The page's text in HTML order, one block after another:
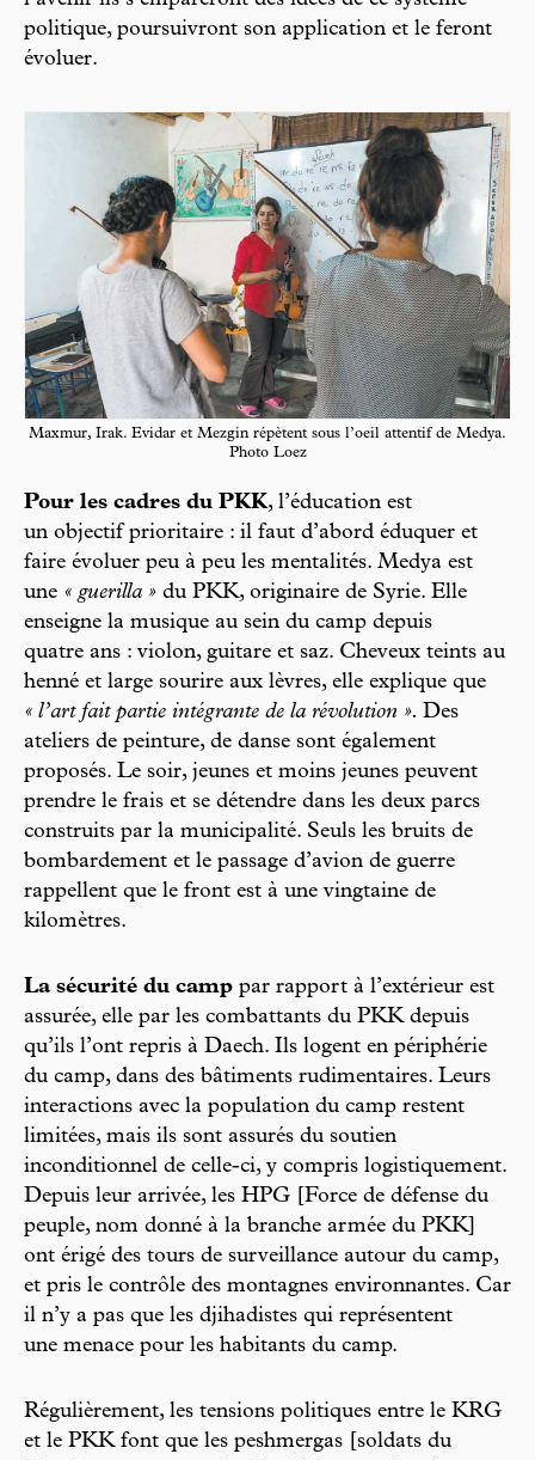
politique, poursuivront son application et le feront
évoluer.
Maxmur, Irak. Evidar et Mezgin répètent sous l’oeil attentif de Medya.
Photo Loez
Pour les cadres du PKK, l’éducation est
un objectif prioritaire : il faut d’abord éduquer et
faire évoluer peu à peu les mentalités. Medya est
une « guerilla » du PKK, originaire de Syrie. Elle
enseigne la musique au sein du camp depuis
quatre ans : violon, guitare et saz. Cheveux teints au
henné et large sourire aux lèvres, elle explique que
« l’art fait partie intégrante de la révolution ». Des
ateliers de peinture, de danse sont également
proposés. Le soir, jeunes et moins jeunes peuvent
prendre le frais et se détendre dans les deux parcs
construits par la municipalité. Seuls les bruits de
bombardement et le passage d’avion de guerre
rappellent que le front est à une vingtaine de
kilomètres.
La sécurité du camp par rapport à l’extérieur est
assurée, elle par les combattants du PKK depuis
qu’ils l’ont repris à Daech. Ils logent en périphérie
du camp, dans des bâtiments rudimentaires. Leurs
interactions avec la population du camp restent
limitées, mais ils sont assurés du soutien
inconditionnel de celle-ci, y compris logistiquement.
Depuis leur arrivée, les HPG [Force de défense du
peuple, nom donné à la branche armée du PKK]
ont érigé des tours de surveillance autour du camp,
et pris le contrôle des montagnes environnantes. Car
il n’y a pas que les djihadistes qui représentent
une menace pour les habitants du camp.
Régulièrement, les tensions politiques entre le KRG
et le PKK font que les peshmergas [soldats du